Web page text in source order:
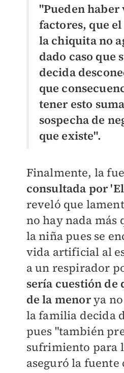
"Pueden haber
factores, que
la chiquita no
dado caso que
decida
que
tener esto
sospecha de
que existe".
Finalmente, la
consultada por
reveló que
no hay nada más
la niña pues se
vida artificial al
a un respirador
sería cuestión de
de la menorya no
la familia decida
pues "también
sufrimiento para
aseguró la fuente